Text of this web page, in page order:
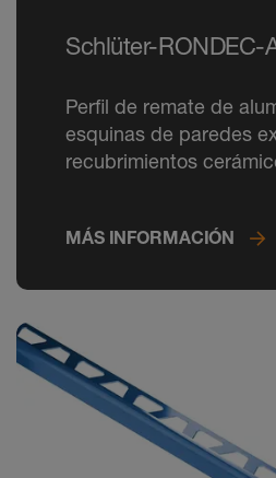
Schlüter-RONDEC-
Perfil de remate de
esquinas de paredes
recubrimientos
MÁS INFORMACIÓN